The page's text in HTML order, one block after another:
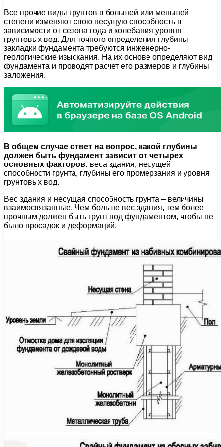
Все прочие виды грунтов в большей или меньшей
степени изменяют свою несущую способность в
зависимости от сезона года и колебания уровня
грунтовых вод. Для точного определения глубины
закладки фундамента требуются инженерно-
геологические изыскания. На их основе определяют вид
фундамента и проводят расчет его размеров и глубины
заложения.
В общем случае ответ на вопрос, какой глубины
должен быть фундамент зависит от четырех
основных факторов: веса здания, несущей
способности грунта, глубины его промерзания и уровня
грунтовых вод.
Вес здания и несущая способность грунта – величины
взаимосвязанные. Чем больше вес здания, тем более
прочным должен быть грунт под фундаментом, чтобы не
было просадок и деформаций.